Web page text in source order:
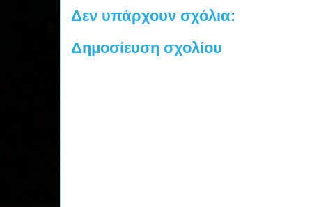
Δεν υπάρχουν σχόλια:
Δημοσίευση σχολίου